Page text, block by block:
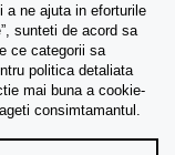
a ne ajuta in eforturile
sunteti de acord sa
ce categorii sa
politica detaliata
mai buna a cookie-
consimtamantul.